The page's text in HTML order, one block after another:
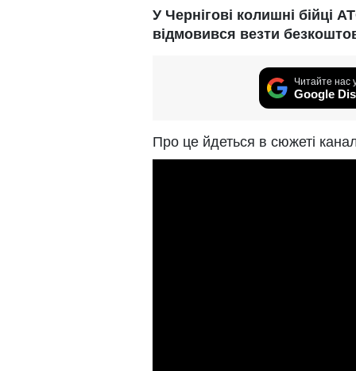
У Чернігові колишні бійці
відмовився везти
Читайте нас
Google
Про це йдеться в сюжеті